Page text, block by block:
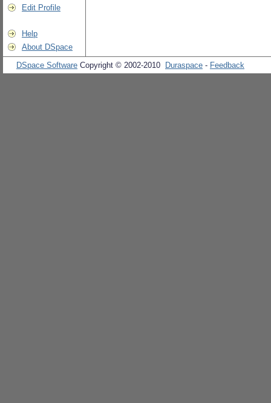
Edit Profile
Help
About DSpace
DSpace Software Copyright © 2002-2010 Duraspace - Feedback